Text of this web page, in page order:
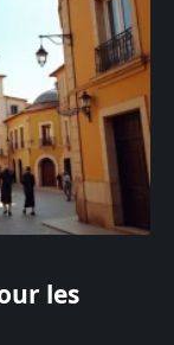
les